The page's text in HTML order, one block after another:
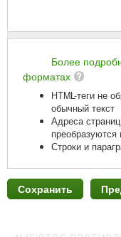
Более
форматах
HTML-теги не
обычный текст
Адреса
преобразуются
Строки и